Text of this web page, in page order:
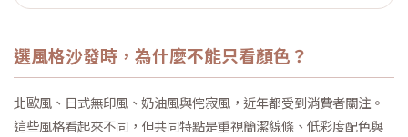
選風格沙發時，為什麼不能只看顏色？
北歐風、日式無印風、奶油風與侘寂風，近年都受到消費者關注。
這些風格看起來不同，但共同特點是重視簡潔線條、低彩度配色與